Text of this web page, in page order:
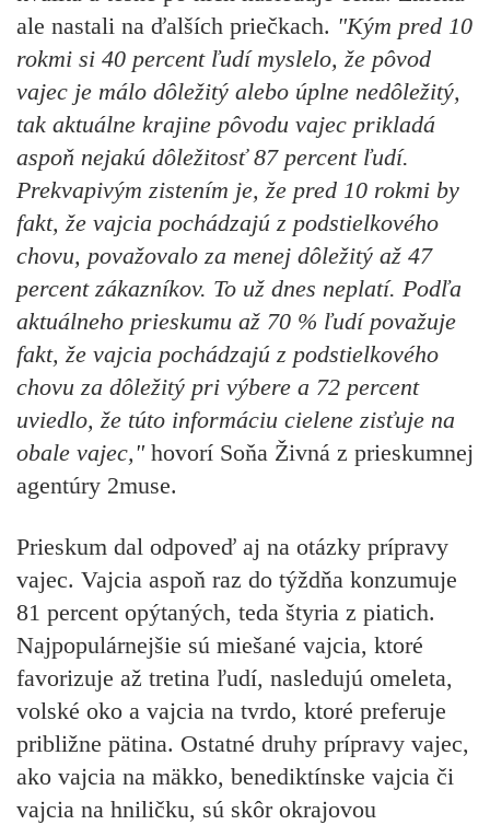
ale nastali na ďalších priečkach. "Kým pred 10
rokmi si 40 percent ľudí myslelo, že pôvod
vajec je málo dôležitý alebo úplne nedôležitý,
tak aktuálne krajine pôvodu vajec prikladá
aspoň nejakú dôležitosť 87 percent ľudí.
Prekvapivým zistením je, že pred 10 rokmi by
fakt, že vajcia pochádzajú z podstielkového
chovu, považovalo za menej dôležitý až 47
percent zákazníkov. To už dnes neplatí. Podľa
aktuálneho prieskumu až 70 % ľudí považuje
fakt, že vajcia pochádzajú z podstielkového
chovu za dôležitý pri výbere a 72 percent
uviedlo, že túto informáciu cielene zisťuje na
obale vajec,"hovorí Soňa Živná z prieskumnej
agentúry 2muse.
Prieskum dal odpoveď aj na otázky prípravy
vajec. Vajcia aspoň raz do týždňa konzumuje
81 percent opýtaných, teda štyria z piatich.
Najpopulárnejšie sú miešané vajcia, ktoré
favorizuje až tretina ľudí, nasledujú omeleta,
volské oko a vajcia na tvrdo, ktoré preferuje
približne pätina. Ostatné druhy prípravy vajec,
ako vajcia na mäkko, benediktínske vajcia či
vajcia na hniličku, sú skôr okrajovou